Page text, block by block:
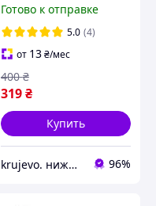
жесткости,
корректирующее бельё
для женщин
Готово к отправке
5.0 (4)
от 13₴/мес
319₴
400 ₴
Купить
krujevo. нижнее белье 96%